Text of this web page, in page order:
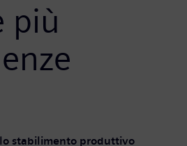
più
stabilimento produttivo